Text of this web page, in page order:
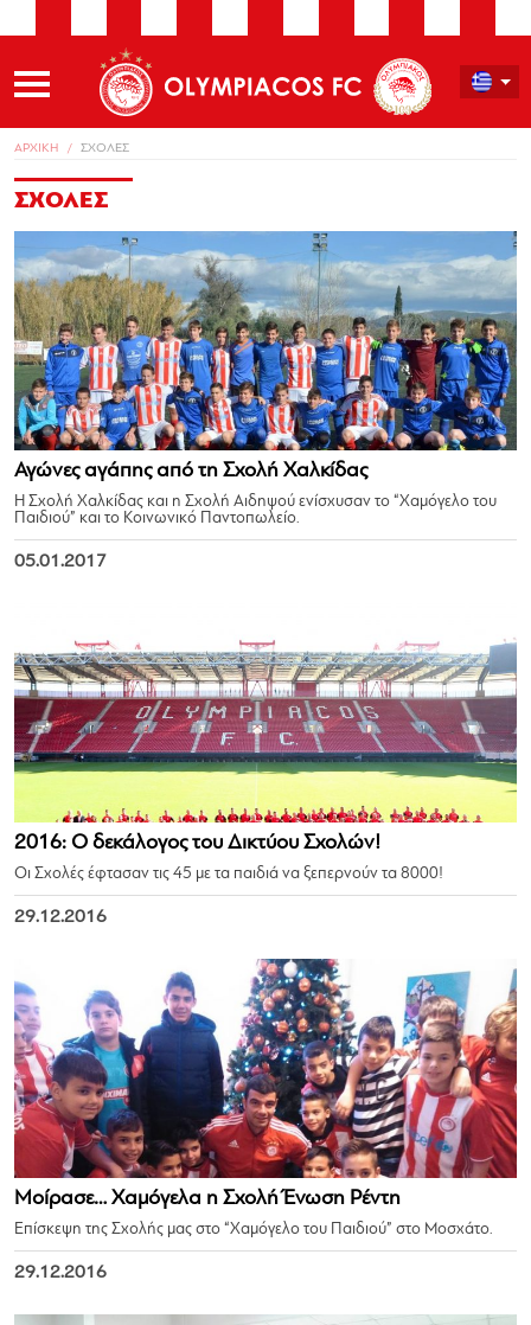
ΑΡΧΙΚΗ ΣΧΟΛΕΣ
ΣΧΟΛΕΣ
Αγώνες αγάπης από τη Σχολή Χαλκίδας
Η Σχολή Χαλκίδας και η Σχολή Αιδηψού ενίσχυσαν το “Χαμόγελο του
Παιδιού” και το Κοινωνικό Παντοπωλείο.
05.01.2017
2016: O δεκάλογος του Δικτύου Σχολών!
Οι Σχολές έφτασαν τις 45 με τα παιδιά να ξεπερνούν τα 8000!
29.12.2016
Μοίρασε… Χαμόγελα η Σχολή Ένωση Ρέντη
Επίσκεψη της Σχολής μας στο “Χαμόγελο του Παιδιού” στο Μοσχάτο.
29.12.2016